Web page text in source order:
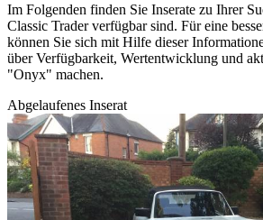
Im Folgenden finden Sie Inserate zu Ihrer
Classic Trader verfügbar sind. Für eine
können Sie sich mit Hilfe dieser
über Verfügbarkeit, Wertentwicklung und
"Onyx" machen.
Abgelaufenes Inserat